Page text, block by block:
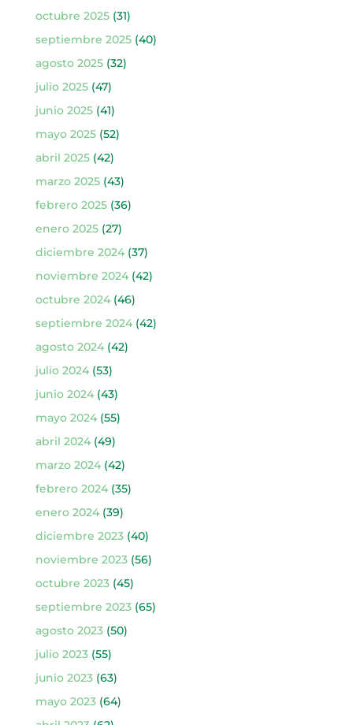
octubre 2025(31)
septiembre 2025(40)
agosto 2025(32)
julio 2025(47)
junio 2025(41)
mayo 2025(52)
abril 2025(42)
marzo 2025(43)
febrero 2025(36)
enero 2025(27)
diciembre 2024(37)
noviembre 2024(42)
octubre 2024(46)
septiembre 2024(42)
agosto 2024(42)
julio 2024(53)
junio 2024(43)
mayo 2024(55)
abril 2024(49)
marzo 2024(42)
febrero 2024(35)
enero 2024(39)
diciembre 2023(40)
noviembre 2023(56)
octubre 2023(45)
septiembre 2023(65)
agosto 2023(50)
julio 2023(55)
junio 2023(63)
mayo 2023(64)